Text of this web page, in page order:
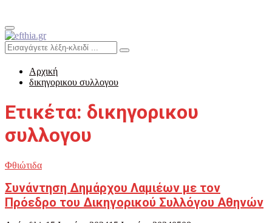
Primary
Menu
Search
for:
Search
Αρχική
δικηγορικου συλλογου
Ετικέτα: δικηγορικου
συλλογου
Φθιώτιδα
Συνάντηση Δημάρχου Λαμιέων με τον
Πρόεδρο του Δικηγορικού Συλλόγου Αθηνών